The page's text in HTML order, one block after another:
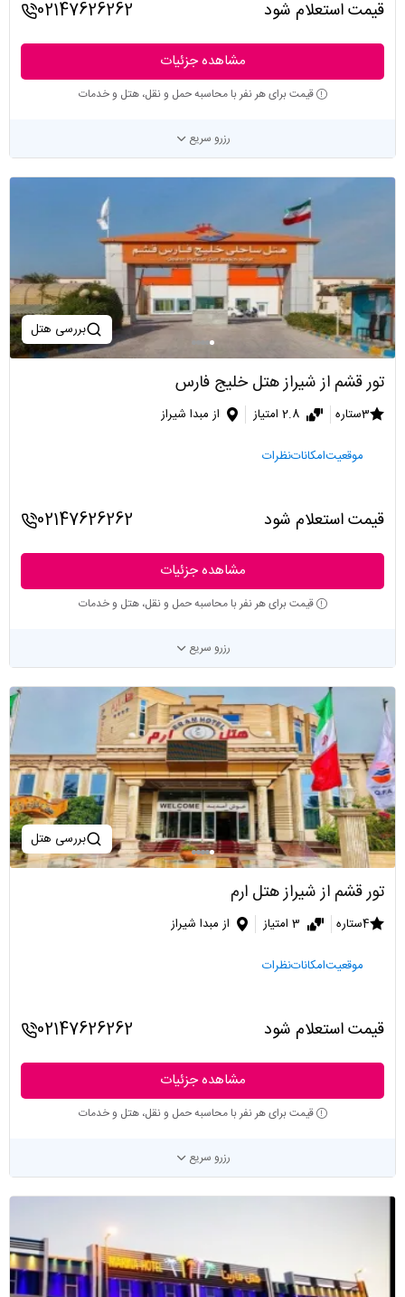
قیمت استعلام شود 02147626262
مشاهده جزئیات
قیمت برای هر نفر با محاسبه حمل و نقل، هتل و خدمات
رزرو سریع
بررسی هتل
تور قشم از شیراز هتل خلیج فارس
3ستاره 2.8 امتیاز از مبدا شیراز
موقعیتامکاناتنظرات
قیمت استعلام شود 02147626262
مشاهده جزئیات
قیمت برای هر نفر با محاسبه حمل و نقل، هتل و خدمات
رزرو سریع
بررسی هتل
تور قشم از شیراز هتل ارم
4ستاره 3 امتیاز از مبدا شیراز
موقعیتامکاناتنظرات
قیمت استعلام شود 02147626262
مشاهده جزئیات
قیمت برای هر نفر با محاسبه حمل و نقل، هتل و خدمات
رزرو سریع